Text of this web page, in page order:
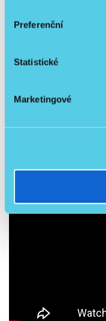
Preferenční
Statistické
Marketingové
Video manuál ke